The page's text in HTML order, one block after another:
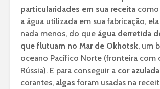
particularidades em sua receita
a água utilizada em sua fabricação,
nada menos, do que água derretida
que flutuam no Mar de Okhotsk, um
oceano Pacífico Norte (fronteira com
Rússia). E para conseguir a cor azulada
corantes, algas foram usadas na